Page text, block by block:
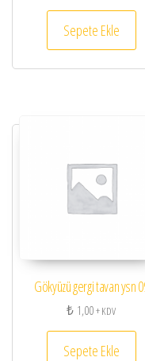
Sepete Ekle
Gökyüzü gergi tavan ysn
₺ 1,00+ KDV
Sepete Ekle